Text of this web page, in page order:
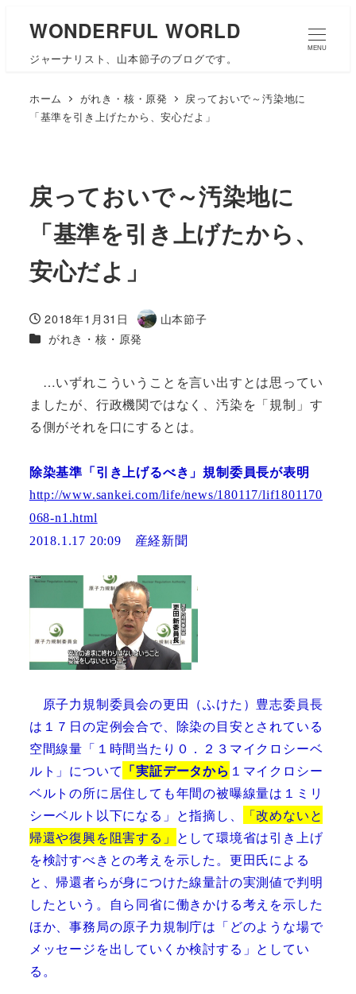
WONDERFUL WORLD
ジャーナリスト、山本節子のブログです。
MENU
ホーム がれき・核・原発
戻っておいで～汚染地に
「基準を引き上げたから、安心だよ」
戻っておいで～汚染地に
「基準を引き上げたから、
安心だよ」
投稿日
2018年1月31日
著
者
山本節子
カテゴリー
がれき・核・原発
…いずれこういうことを言い出すとは思ってい
ましたが、行政機関ではなく、汚染を「規制」す
る側がそれを口にするとは。
除染基準「引き上げるべき」規制委員長が表明
http://www.sankei.com/life/news/180117/lif1801170
068-n1.html
2018.1.17 20:09
産経新聞
原子力規制委員会の更田（ふけた）豊志委員長
は１７日の定例会合で、除染の目安とされている
空間線量「１時間当たり０．２３マイクロシーベ
ルト」について 「実証データから １マイクロシー
ベルトの所に居住しても年間の被曝線量は１ミリ
シーベルト以下になる」と指摘し、
「改めないと
帰還や復興を阻害する」 として環境省は引き上げ
を検討すべきとの考えを示した。更田氏による
と、帰還者らが身につけた線量計の実測値で判明
したという。自ら同省に働きかける考えを示した
ほか、事務局の原子力規制庁は「どのような場で
メッセージを出していくか検討する」としてい
る。